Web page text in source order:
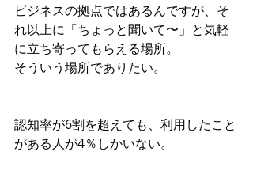
ビジネスの拠点ではあるんですが、そ
れ以上に「ちょっと聞いて〜」と気軽
に立ち寄ってもらえる場所。
そういう場所でありたい。
認知率が6割を超えても、利用したこと
がある人が4％しかいない。